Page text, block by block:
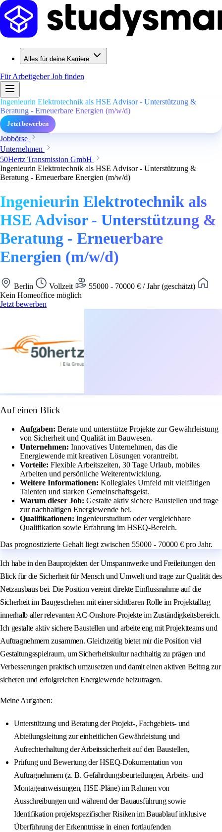
Alles für deine Karriere
Für ArbeitgeberJob finden
Ingenieurin Elektrotechnik als HSE Advisor - Unterstützung &
Beratung - Erneuerbare Energien (m/w/d)
Jetzt bewerben
Jobbörse
Unternehmen
50Hertz Transmission GmbH
Ingenieurin Elektrotechnik als HSE Advisor - Unterstützung &
Beratung - Erneuerbare Energien (m/w/d)
Ingenieurin Elektrotechnik als
HSE Advisor - Unterstützung &
Beratung - Erneuerbare
Energien (m/w/d)
Berlin Vollzeit
55000 - 70000 € / Jahr (geschätzt)
Kein Homeoffice möglich
Jetzt bewerben
Auf einen Blick
Aufgaben: Berate und unterstütze Projekte zur Gewährleistung
von Sicherheit und Qualität im Bauwesen.
Unternehmen: Innovatives Unternehmen, das die
Energiewende mit kreativen Lösungen vorantreibt.
Vorteile: Flexible Arbeitszeiten, 30 Tage Urlaub, mobiles
Arbeiten und persönliche Weiterentwicklung.
Weitere Informationen: Kollegiales Umfeld mit vielfältigen
Talenten und starken Gemeinschaftsgeist.
Warum dieser Job: Gestalte aktiv sichere Baustellen und trage
zur nachhaltigen Energiewende bei.
Qualifikationen: Ingenieurstudium oder vergleichbare
Qualifikation sowie Erfahrung im HSEQ-Bereich.
Das prognostizierte Gehalt liegt zwischen 55000 - 70000 € pro Jahr.
Ich habe in den Bauprojekten der Umspannwerke und Freileitungen den
Blick für die Sicherheit für Mensch und Umwelt und trage zur Qualität des
Netzausbaus bei. Die Position vereint direkte Einflussnahme auf die
Sicherheit im Baugeschehen mit einer sichtbaren Rolle im Projektalltag
innerhalb aller relevanten AC-Onshore-Projekte im Zuständigkeitsbereich.
Ich gestalte aktiv sichere Baustellen und arbeite eng mit Projektteams und
Auftragnehmern zusammen. Gleichzeitig bietet mir die Position viel
Gestaltungsspielraum, um Sicherheitskultur nachhaltig zu prägen und
Verbesserungen praktisch umzusetzen und damit einen aktiven Beitrag zur
sicheren und erfolgreichen Energiewende beizutragen.
Meine Aufgaben:
Unterstützung und Beratung der Projekt-, Fachgebiets- und
Abteilungsleitung zur einheitlichen Gewährleistung und
Aufrechterhaltung der Arbeitssicherheit auf den Baustellen,
Prüfung und Bewertung der HSEQ-Dokumentation von
Auftragnehmern (z. B. Gefährdungsbeurteilungen, Arbeits- und
Montageanweisungen, HSE-Pläne) im Rahmen von
Ausschreibungen und während der Bauausführung sowie
Identifikation projektspezifischer Risiken im Bauablauf inklusive
Überführung der Erkenntnisse in einen fortlaufenden